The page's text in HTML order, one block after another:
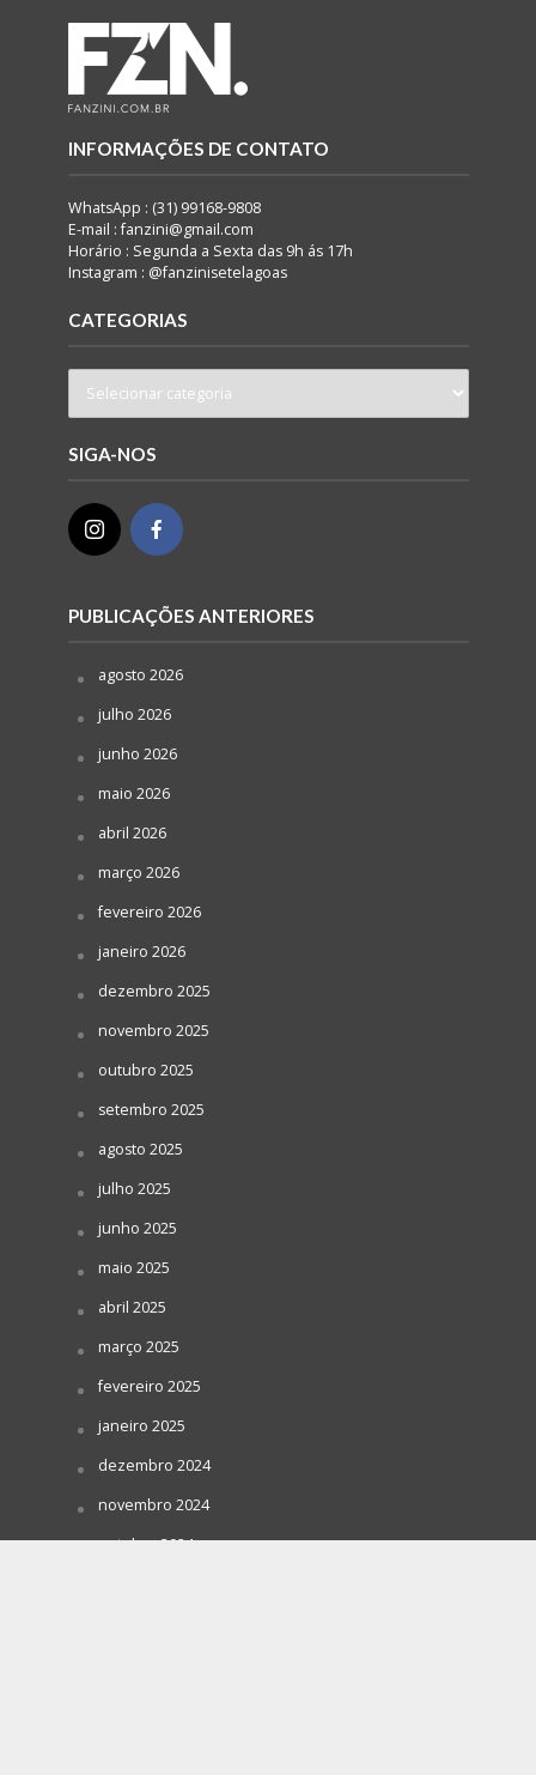
INFORMAÇÕES DE CONTATO
WhatsApp : (31) 99168-9808
E-mail : fanzini@gmail.com
Horário : Segunda a Sexta das 9h ás 17h
Instagram : @fanzinisetelagoas
CATEGORIAS
SIGA-NOS
PUBLICAÇÕES ANTERIORES
agosto 2026
julho 2026
junho 2026
maio 2026
abril 2026
março 2026
fevereiro 2026
janeiro 2026
dezembro 2025
novembro 2025
outubro 2025
setembro 2025
agosto 2025
julho 2025
junho 2025
maio 2025
abril 2025
março 2025
fevereiro 2025
janeiro 2025
dezembro 2024
novembro 2024
outubro 2024